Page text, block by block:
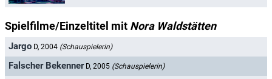
Spielfilme/Einzeltitel mit Nora Waldstätten
Jargo D, 2004 (Schauspielerin)
Falscher Bekenner D, 2005 (Schauspielerin)